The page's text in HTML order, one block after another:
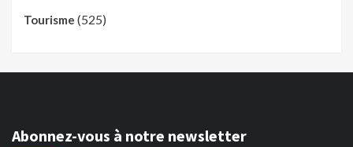
Tourisme (525)
Abonnez-vous à notre newsletter